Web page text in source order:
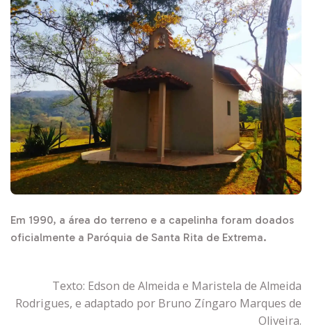
Em 1990, a área do terreno e a capelinha foram doados
oficialmente a Paróquia de Santa Rita de Extrema.
Texto: Edson de Almeida e Maristela de Almeida
Rodrigues, e adaptado por Bruno Zíngaro Marques de
Oliveira.